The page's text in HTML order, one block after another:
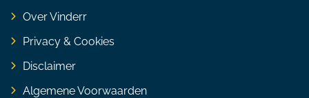
Over Vinderr
Privacy & Cookies
Disclaimer
Algemene Voorwaarden